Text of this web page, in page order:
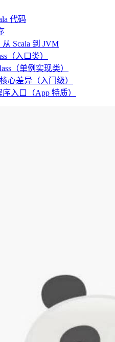
代码
Scala 到 JVM
（入口类）
（单例实现类）
心差异（入门级）
入口（App 特质）